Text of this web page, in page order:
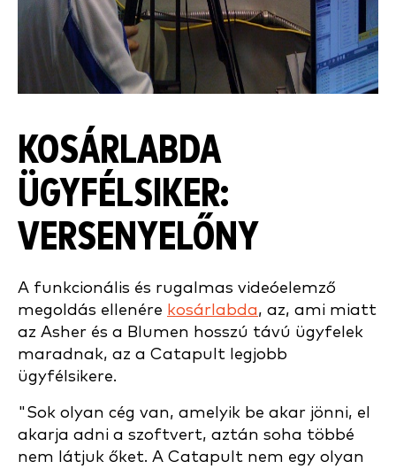
KOSÁRLABDA
ÜGYFÉLSIKER:
VERSENYELŐNY
A funkcionális és rugalmas videóelemző
megoldás ellenére kosárlabda, az, ami miatt
az Asher és a Blumen hosszú távú ügyfelek
maradnak, az a Catapult legjobb
ügyfélsikere.
"Sok olyan cég van, amelyik be akar jönni, el
akarja adni a szoftvert, aztán soha többé
nem látjuk őket. A Catapult nem egy olyan